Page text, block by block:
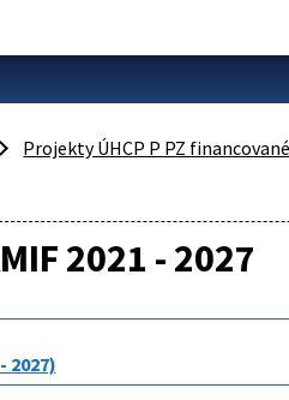
Projekty ÚHCP P PZ
2021 - 2027
2027)